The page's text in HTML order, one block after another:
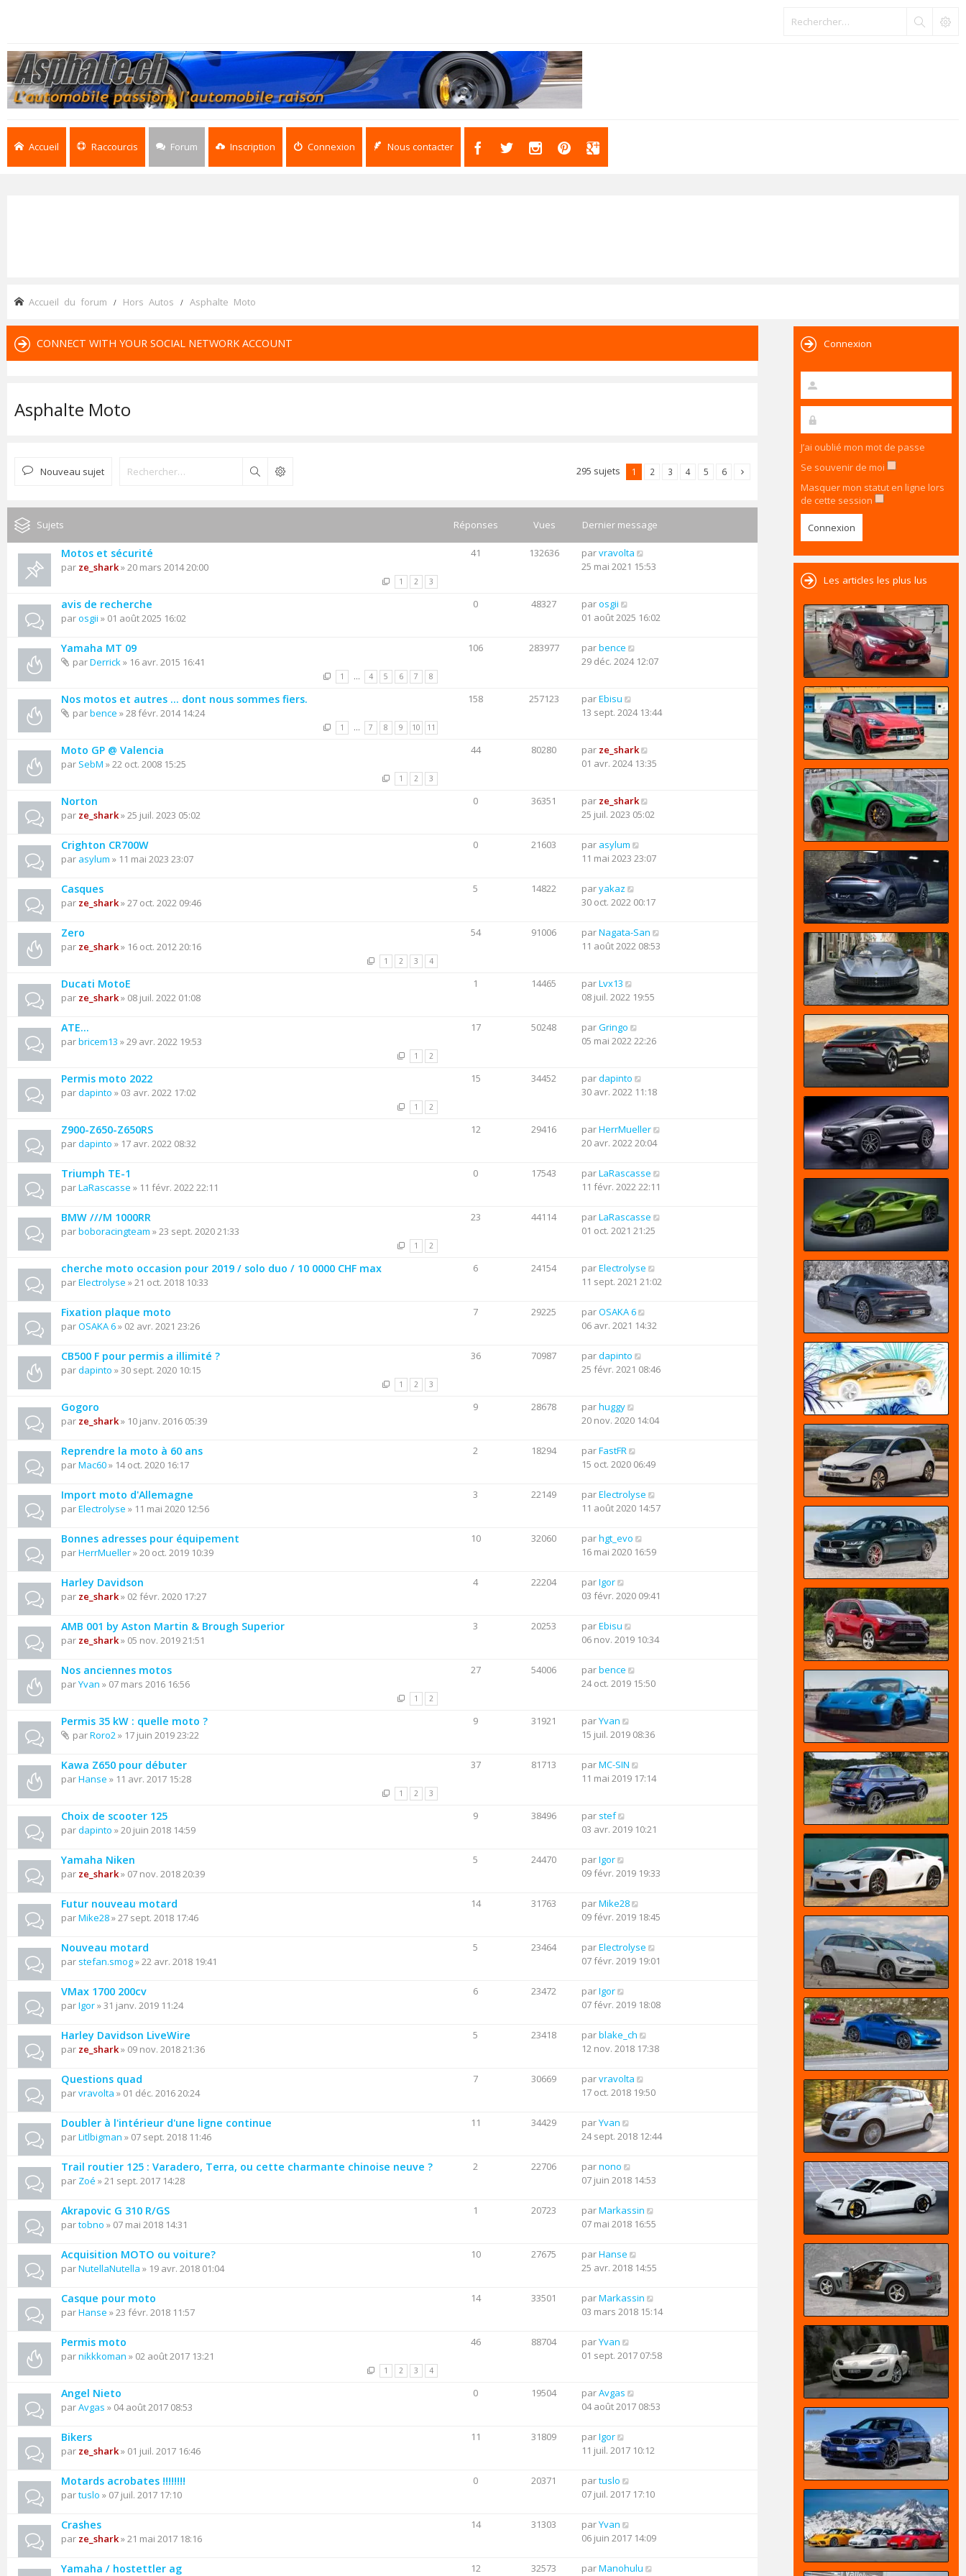
Accueil Raccourcis Forum Inscription Connexion Nous contacter
Accueil du forum Hors Autos Asphalte Moto
CONNECT WITH YOUR SOCIAL NETWORK ACCOUNT
Asphalte Moto
Nouveau sujet Rechercher 295 sujets 1 2 3 4 5 6
Sujets Réponses Vues Dernier message
Motos et sécurité
par ze_shark» 20 mars 2014 20:00
1 2 3
41 132636 parvravolta
25 mai 2021 15:53
avis de recherche
parosgii » 01 août 2025 16:02
0 48327 parosgii
01 août 2025 16:02
Yamaha MT 09
parDerrick» 16 avr. 2015 16:41
1 … 4 5 6 7 8
106 283977 parbence
29 déc. 2024 12:07
Nos motos et autres ... dont nous sommes fiers.
parbence » 28 févr. 2014 14:24
1 … 7 8 9 10 11
158 257123 parEbisu
13 sept. 2024 13:44
Moto GP @ Valencia
par SebM » 22 oct. 2008 15:25
1 2 3
44 80280 par ze_shark
01 avr. 2024 13:35
Norton
par ze_shark» 25 juil. 2023 05:02
0 36351 par ze_shark
25 juil. 2023 05:02
Crighton CR700W
par asylum » 11 mai 2023 23:07
0 21603 par asylum
11 mai 2023 23:07
Casques
par ze_shark» 27 oct. 2022 09:46
5 14822 paryakaz
30 oct. 2022 00:17
Zero
par ze_shark» 16 oct. 2012 20:16
1 2 3 4
54 91006 parNagata-San
11 août 2022 08:53
Ducati MotoE
par ze_shark» 08 juil. 2022 01:08
1 14465 parLvx13
08 juil. 2022 19:55
ATE...
parbricem13 » 29 avr. 2022 19:53
1 2
17 50248 parGringo
05 mai 2022 22:26
Permis moto 2022
pardapinto » 03 avr. 2022 17:02
1 2
15 34452 pardapinto
30 avr. 2022 11:18
Z900-Z650-Z650RS
pardapinto » 17 avr. 2022 08:32
12 29416 parHerrMueller
20 avr. 2022 20:04
Triumph TE-1
parLaRascasse » 11 févr. 2022 22:11
0 17543 parLaRascasse
11 févr. 2022 22:11
BMW ///M 1000RR
parboboracingteam » 23 sept. 2020 21:33
1 2
23 44114 parLaRascasse
01 oct. 2021 21:25
cherche moto occasion pour 2019 / solo duo / 10 0000 CHF max
parElectrolyse » 21 oct. 2018 10:33
6 24154 parElectrolyse
11 sept. 2021 21:02
Fixation plaque moto
parOSAKA 6» 02 avr. 2021 23:26
7 29225 parOSAKA 6
06 avr. 2021 14:32
CB500 F pour permis a illimité ?
pardapinto » 30 sept. 2020 10:15
1 2 3
36 70987 pardapinto
25 févr. 2021 08:46
Gogoro
par ze_shark» 10 janv. 2016 05:39
9 28678 parhuggy
20 nov. 2020 14:04
Reprendre la moto à 60 ans
parMac60» 14 oct. 2020 16:17
2 18294 parFastFR
15 oct. 2020 06:49
Import moto d'Allemagne
parElectrolyse » 11 mai 2020 12:56
3 22149 parElectrolyse
11 août 2020 14:57
Bonnes adresses pour équipement
parHerrMueller» 20 oct. 2019 10:39
10 32060 parhgt_evo
16 mai 2020 16:59
Harley Davidson
par ze_shark» 02 févr. 2020 17:27
4 22204 parIgor
03 févr. 2020 09:41
AMB 001 by Aston Martin & Brough Superior
par ze_shark» 05 nov. 2019 21:51
3 20253 parEbisu
06 nov. 2019 10:34
Nos anciennes motos
parYvan » 07 mars 2016 16:56
1 2
27 54006 parbence
24 oct. 2019 15:50
Permis 35 kW : quelle moto ?
parRoro2» 17 juin 2019 23:22
9 31921 parYvan
15 juil. 2019 08:36
Kawa Z650 pour débuter
parHanse » 11 avr. 2017 15:28
1 2 3
37 81713 parMC-SIN
11 mai 2019 17:14
Choix de scooter 125
pardapinto » 20 juin 2018 14:59
9 38496 par stef
03 avr. 2019 10:21
Yamaha Niken
par ze_shark» 07 nov. 2018 20:39
5 24470 parIgor
09 févr. 2019 19:33
Futur nouveau motard
parMike28» 27 sept. 2018 17:46
14 31763 parMike28
09 févr. 2019 18:45
Nouveau motard
par stefan.smog» 22 avr. 2018 19:41
5 23464 parElectrolyse
07 févr. 2019 19:01
VMax 1700 200cv
parIgor» 31 janv. 2019 11:24
6 23472 parIgor
07 févr. 2019 18:08
Harley Davidson LiveWire
par ze_shark» 09 nov. 2018 21:36
5 23418 parblake_ch
12 nov. 2018 17:38
Questions quad
parvravolta » 01 déc. 2016 20:24
7 30669 parvravolta
17 oct. 2018 19:50
Doubler à l'intérieur d'une ligne continue
parLitlbigman » 07 sept. 2018 11:46
11 34429 parYvan
24 sept. 2018 12:44
Trail routier 125 : Varadero, Terra, ou cette charmante chinoise neuve ?
par Zoé » 21 sept. 2017 14:28
2 22706 parnono
07 juin 2018 14:53
Akrapovic G 310 R/GS
partobno » 07 mai 2018 14:31
1 20723 parMarkassin
07 mai 2018 16:55
Acquisition MOTO ou voiture?
parNutellaNutella » 19 avr. 2018 01:04
10 27675 parHanse
25 avr. 2018 14:55
Casque pour moto
parHanse » 23 févr. 2018 11:57
14 33501 parMarkassin
03 mars 2018 15:14
Permis moto
parnikkkoman » 02 août 2017 13:21
1 2 3 4
46 88704 parYvan
01 sept. 2017 07:58
Angel Nieto
parAvgas » 04 août 2017 08:53
0 19504 parAvgas
04 août 2017 08:53
Bikers
par ze_shark» 01 juil. 2017 16:46
11 31809 parIgor
11 juil. 2017 10:12
Motards acrobates !!!!!!!!
partuslo » 07 juil. 2017 17:10
0 20371 partuslo
07 juil. 2017 17:10
Crashes
par ze_shark» 21 mai 2017 18:16
14 31303 parYvan
06 juin 2017 14:09
Yamaha / hostettler ag 12 32573 parManohulu
Connexion
J’ai oublié mon mot de passe
Se souvenir de moi
Masquer mon statut en ligne lors
de cette session
Les articles les plus lus